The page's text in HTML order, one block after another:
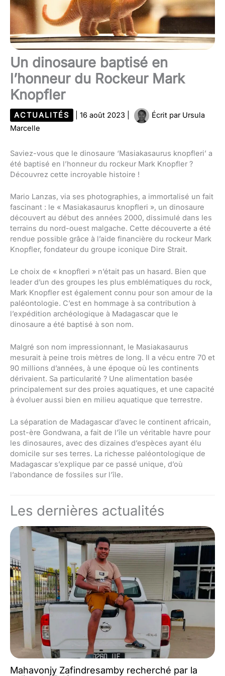
Un dinosaure baptisé en
l’honneur du Rockeur Mark
Knopfler
ACTUALITÉS 16 août 2023 Écrit par Ursula
Marcelle
Saviez-vous que le dinosaure ‘Masiakasaurus knopfleri’ a
été baptisé en l’honneur du rockeur Mark Knopfler ?
Découvrez cette incroyable histoire !
Mario Lanzas, via ses photographies, a immortalisé un fait
fascinant : le « Masiakasaurus knopfleri », un dinosaure
découvert au début des années 2000, dissimulé dans les
terrains du nord-ouest malgache. Cette découverte a été
rendue possible grâce à l’aide financière du rockeur Mark
Knopfler, fondateur du groupe iconique Dire Strait.
Le choix de « knopfleri » n’était pas un hasard. Bien que
leader d’un des groupes les plus emblématiques du rock,
Mark Knopfler est également connu pour son amour de la
paléontologie. C’est en hommage à sa contribution à
l’expédition archéologique à Madagascar que le
dinosaure a été baptisé à son nom.
Malgré son nom impressionnant, le Masiakasaurus
mesurait à peine trois mètres de long. Il a vécu entre 70 et
90 millions d’années, à une époque où les continents
dérivaient. Sa particularité ? Une alimentation basée
principalement sur des proies aquatiques, et une capacité
à évoluer aussi bien en milieu aquatique que terrestre.
La séparation de Madagascar d’avec le continent africain,
post-ère Gondwana, a fait de l’île un véritable havre pour
les dinosaures, avec des dizaines d’espèces ayant élu
domicile sur ses terres. La richesse paléontologique de
Madagascar s’explique par ce passé unique, d’où
l’abondance de fossiles sur l’île.
Les dernières actualités
Mahavonjy Zafindresamby recherché par la